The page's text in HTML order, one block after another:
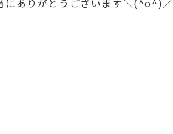
にありがとうございます＼(^o^)／